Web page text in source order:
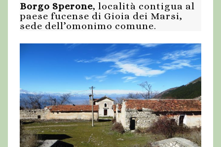
Borgo Sperone, località contigua al
paese fucense di Gioia dei Marsi,
sede dell’omonimo comune.